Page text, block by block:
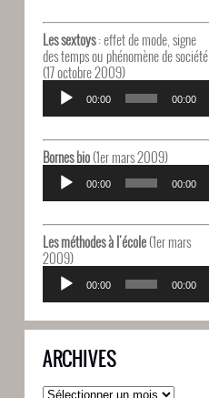
Les sextoys: effet de mode, signe
des temps ou phénomène de société
(17 octobre 2009)
Lecteur
audio
00:00 00:00
Bornes bio(1er mars 2009)
Lecteur
audio
00:00 00:00
Les méthodes à l'école(1er mars
2009)
Lecteur
audio
00:00 00:00
ARCHIVES
Archives